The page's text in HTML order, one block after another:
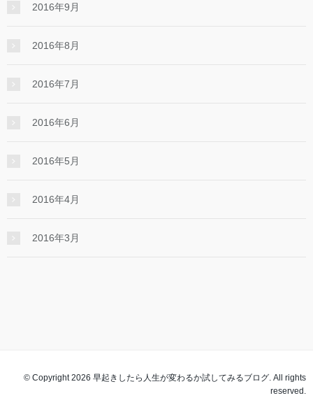
2016年9月
2016年8月
2016年7月
2016年6月
2016年5月
2016年4月
2016年3月
© Copyright 2026 早起きしたら人生が変わるか試してみるブログ. All rights
reserved.